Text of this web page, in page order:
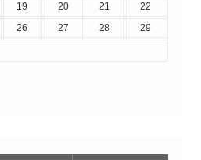
19 20 21
22
26 27 28
29